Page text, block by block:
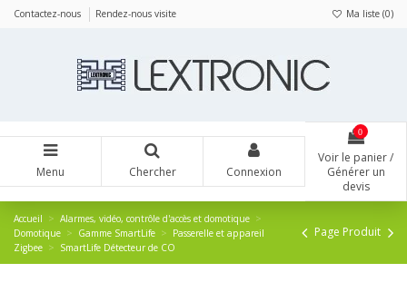
Contactez-nous Rendez-nous visite Ma liste (0)
Menu Chercher Connexion
0
Voir le panier /
Générer un
devis
Accueil
Alarmes, vidéo, contrôle d'accès et domotique
Domotique
Gamme SmartLife
Passerelle et appareil
Zigbee
SmartLife Détecteur de CO
Page Produit
Panneau de gestion des cookies